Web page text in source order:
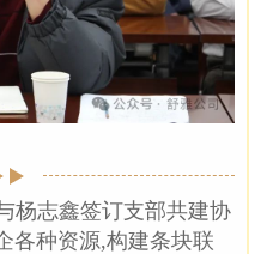
杨志鑫签订支部共建协
各种资源,构建条块联